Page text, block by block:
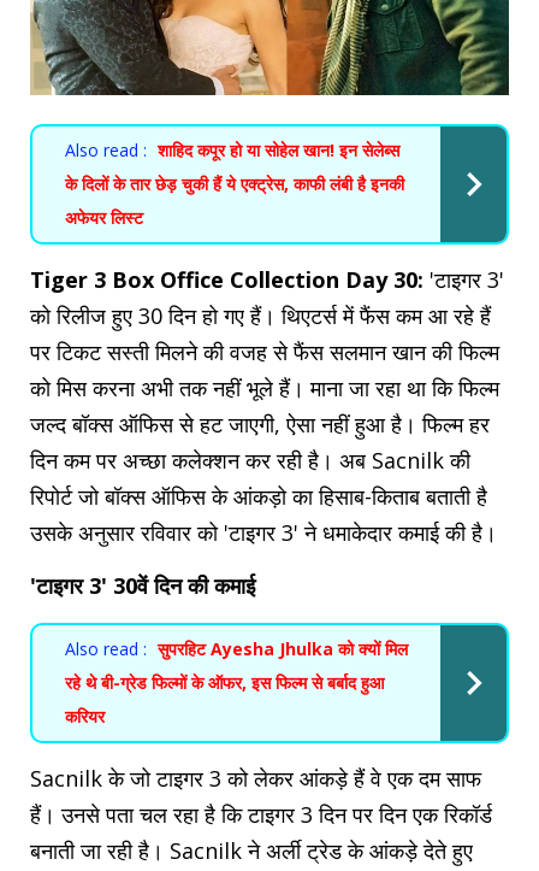
Also read : शाहिद कपूर हो या सोहेल खान! इन सेलेब्स
के दिलों के तार छेड़ चुकी हैं ये एक्ट्रेस, काफी लंबी है इनकी
अफेयर लिस्ट
Tiger 3 Box Office Collection Day 30: 'टाइगर 3'
को रिलीज हुए 30 दिन हो गए हैं। थिएटर्स में फैंस कम आ रहे हैं
पर टिकट सस्ती मिलने की वजह से फैंस सलमान खान की फिल्म
को मिस करना अभी तक नहीं भूले हैं। माना जा रहा था कि फिल्म
जल्द बॉक्स ऑफिस से हट जाएगी, ऐसा नहीं हुआ है। फिल्म हर
दिन कम पर अच्छा कलेक्शन कर रही है। अब Sacnilk की
रिपोर्ट जो बॉक्स ऑफिस के आंकड़ो का हिसाब-किताब बताती है
उसके अनुसार रविवार को 'टाइगर 3' ने धमाकेदार कमाई की है।
'टाइगर 3' 30वें दिन की कमाई
Also read : सुपरहिट Ayesha Jhulka को क्यों मिल
रहे थे बी-ग्रेड फिल्मों के ऑफर, इस फिल्म से बर्बाद हुआ
करियर
Sacnilk के जो टाइगर 3 को लेकर आंकड़े हैं वे एक दम साफ
हैं। उनसे पता चल रहा है कि टाइगर 3 दिन पर दिन एक रिकॉर्ड
बनाती जा रही है। Sacnilk ने अर्ली ट्रेड के आंकड़े देते हुए